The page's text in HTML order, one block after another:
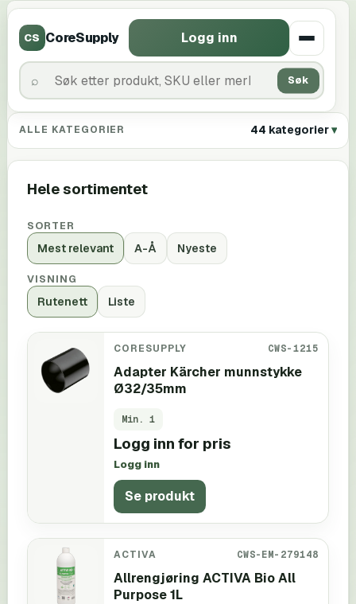
CS CoreSupply
Søk
Logg inn
ALLE KATEGORIER 44 kategorier
Hele sortimentet
SORTER
Mest relevant A-Å Nyeste
VISNING
Rutenett Liste
CORESUPPLY CWS-1215
Adapter Kärcher munnstykke
Ø32/35mm
Min. 1
Logg inn for pris
Logg inn
Se produkt
ACTIVA CWS-EM-279148
Allrengjøring ACTIVA Bio All
Purpose 1L